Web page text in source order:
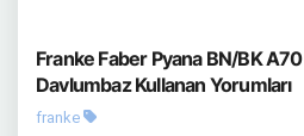
Franke Faber Pyana BN/BK A70
Davlumbaz Kullanan Yorumları
franke